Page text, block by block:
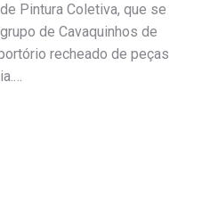
Pintura Coletiva, que se
de Cavaquinhos de
recheado de peças